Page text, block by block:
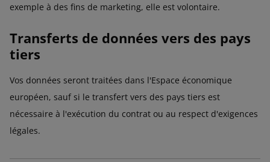
exemple à des fins de marketing, elle est volontaire.
Transferts de données vers des pays
tiers
Vos données seront traitées dans l'Espace économique
européen, sauf si le transfert vers des pays tiers est
nécessaire à l'exécution du contrat ou au respect d'exigences
légales.